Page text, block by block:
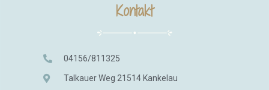
Kontakt
04156/811325
Talkauer Weg 21514 Kankelau